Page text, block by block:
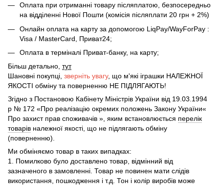
Оплата при отриманні товару післяплатою, безпосередньо
на відділенні Нової Пошти (комісія післяплати 20 грн + 2%)
Онлайн оплата на карту за допомогою LiqPay/WayForPay :
Visa / MasterCard, Приват24;
Оплата в терміналі Приват-банку, на карту;
Більш детально, тут
Шановні покупці, зверніть увагу, що м'які іграшки НАЛЕЖНОЇ
ЯКОСТІ обміну та поверненню НЕ ПІДЛЯГАЮТЬ!
Згідно з Постановою Кабінету Міністрів України від 19.03.1994
р № 172 «Про реалізацію окремих положень Закону України«
Про захист прав споживачів », яким встановлюється перелік
товарів належної якості, що не підлягають обміну
(поверненню).
Ми обміняємо товар в таких випадках:
1. Помилково було доставлено товар, відмінний від
зазначеного в замовленні. Товар не повинен мати слідів
використання, пошкодження і т.д. Тон і колір виробів може